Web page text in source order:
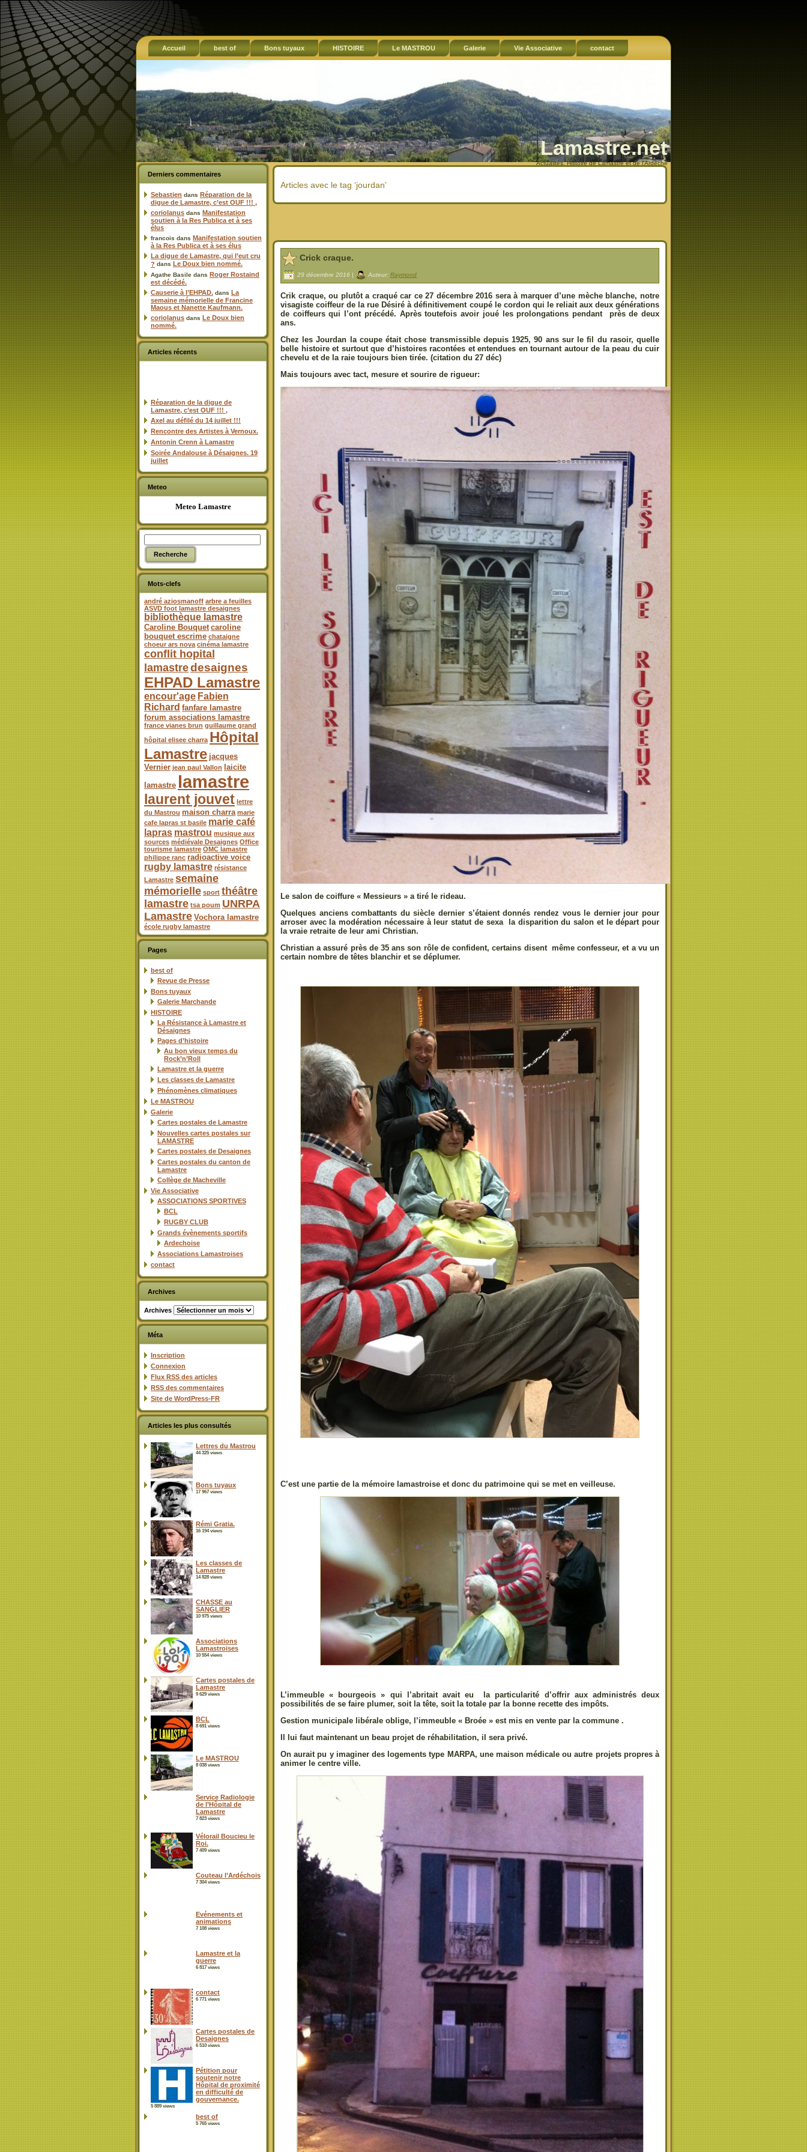
Accueil best of Bons tuyaux HISTOIRE Le MASTROU Galerie Vie Associative contact
Lamastre.net
Actualités, Histoire de Lamastre et de l'Ardèche
Derniers commentaires
Sebastien dans Réparation de la
digue de Lamastre, c’est OUF !!! ,
coriolanus dans Manifestation
soutien à la Res Publica et à ses
élus
francois dans Manifestation soutien
à la Res Publica et à ses élus
La digue de Lamastre, qui l’eut cru
? dans Le Doux bien nommé.
Agathe Basile dans Roger Rostaind
est décédé.
Causerie à l’EHPAD. dans La
semaine mémorielle de Francine
Maous et Nanette Kaufmann.
coriolanus dans Le Doux bien
nommé.
Articles récents
Réparation de la digue de
Lamastre, c’est OUF !!! ,
Axel au défilé du 14 juillet !!!
Rencontre des Artistes à Vernoux.
Antonin Crenn à Lamastre
Soirée Andalouse à Désaignes. 19
juillet
Meteo
Meteo Lamastre
Mots-clefs
andré aziosmanoff arbre a feuilles
ASVD foot lamastre desaignes
bibliothèque lamastre
Caroline Bouquet caroline
bouquet escrime chataigne
choeur ars nova cinéma lamastre
conflit hopital
lamastredesaignes
EHPAD Lamastre
encour'age Fabien
Richard fanfare lamastre
forum associations lamastre
france vianes brun guillaume grand
hôpital elisee charra Hôpital
Lamastre jacques
Vernier jean paul Vallon
laicite
lamastre lamastre
laurent jouvet lettre
du Mastrou maison charra marie
cafe lapras st basile marie café
lapras mastrou musique aux
sources médiévale Desaignes Office
tourisme lamastre OMC lamastre
philippe ranc radioactive voice
rugby lamastre résistance
Lamastre semaine
mémorielle sport théâtre
lamastre tsa poum UNRPA
Lamastre Vochora lamastre
école rugby lamastre
Pages
best of
Revue de Presse
Bons tuyaux
Galerie Marchande
HISTOIRE
La Résistance à Lamastre et
Désaignes
Pages d’histoire
Au bon vieux temps du
Rock’n’Roll
Lamastre et la guerre
Les classes de Lamastre
Phénomènes climatiques
Le MASTROU
Galerie
Cartes postales de Lamastre
Nouvelles cartes postales sur
LAMASTRE
Cartes postales de Desaignes
Cartes postales du canton de
Lamastre
Collège de Macheville
Vie Associative
ASSOCIATIONS SPORTIVES
BCL
RUGBY CLUB
Grands évènements sportifs
Ardechoise
Associations Lamastroises
contact
Archives
Archives
Méta
Inscription
Connexion
Flux RSS des articles
RSS des commentaires
Site de WordPress-FR
Articles les plus consultés
Lettres du Mastrou
44 325 views
Bons tuyaux
17 967 views
Rémi Gratia.
16 194 views
Les classes de
Lamastre
14 828 views
CHASSE au
SANGLIER
10 975 views
Associations
Lamastroises
10 554 views
Cartes postales de
Lamastre
9 629 views
BCL
8 691 views
Le MASTROU
8 038 views
Service Radiologie
de l’Hôpital de
Lamastre
7 823 views
Vélorail Boucieu le
Roi.
7 409 views
Couteau l’Ardéchois
7 304 views
Evénements et
animations
7 108 views
Lamastre et la
guerre
6 817 views
contact
6 771 views
Cartes postales de
Desaignes
6 510 views
Pétition pour
soutenir notre
Hôpital de proximité
en difficulté de
gouvernance.
5 889 views
best of
5 765 views
Articles avec le tag ‘jourdan’
Crick craque.
29 décembre 2016 | Auteur: Raymond
Crik craque, ou plutôt a craqué car ce 27 décembre 2016 sera à marquer d’une mèche blanche, notre
visagiste coiffeur de la rue Désiré à définitivement coupé le cordon qui le reliait aux deux générations
de coiffeurs qui l’ont précédé. Après toutefois avoir joué les prolongations pendant près de deux
ans.
Chez les Jourdan la coupe était chose transmissible depuis 1925, 90 ans sur le fil du rasoir, quelle
belle histoire et surtout que d’histoires racontées et entendues en tournant autour de la peau du cuir
chevelu et de la raie toujours bien tirée. (citation du 27 déc)
Mais toujours avec tact, mesure et sourire de rigueur:
Le salon de coiffure « Messieurs » a tiré le rideau.
Quelques anciens combattants du siècle dernier s’étaient donnés rendez vous le dernier jour pour
arroser avec la modération nécessaire à leur statut de sexa la disparition du salon et le départ pour
la vraie retraite de leur ami Christian.
Christian a assuré près de 35 ans son rôle de confident, certains disent même confesseur, et a vu un
certain nombre de têtes blanchir et se déplumer.
C’est une partie de la mémoire lamastroise et donc du patrimoine qui se met en veilleuse.
L’immeuble « bourgeois » qui l’abritait avait eu la particularité d’offrir aux administrés deux
possibilités de se faire plumer, soit la tête, soit la totale par la bonne recette des impôts.
Gestion municipale libérale oblige, l’immeuble « Broée » est mis en vente par la commune .
Il lui faut maintenant un beau projet de réhabilitation, il sera privé.
On aurait pu y imaginer des logements type MARPA, une maison médicale ou autre projets propres à
animer le centre ville.